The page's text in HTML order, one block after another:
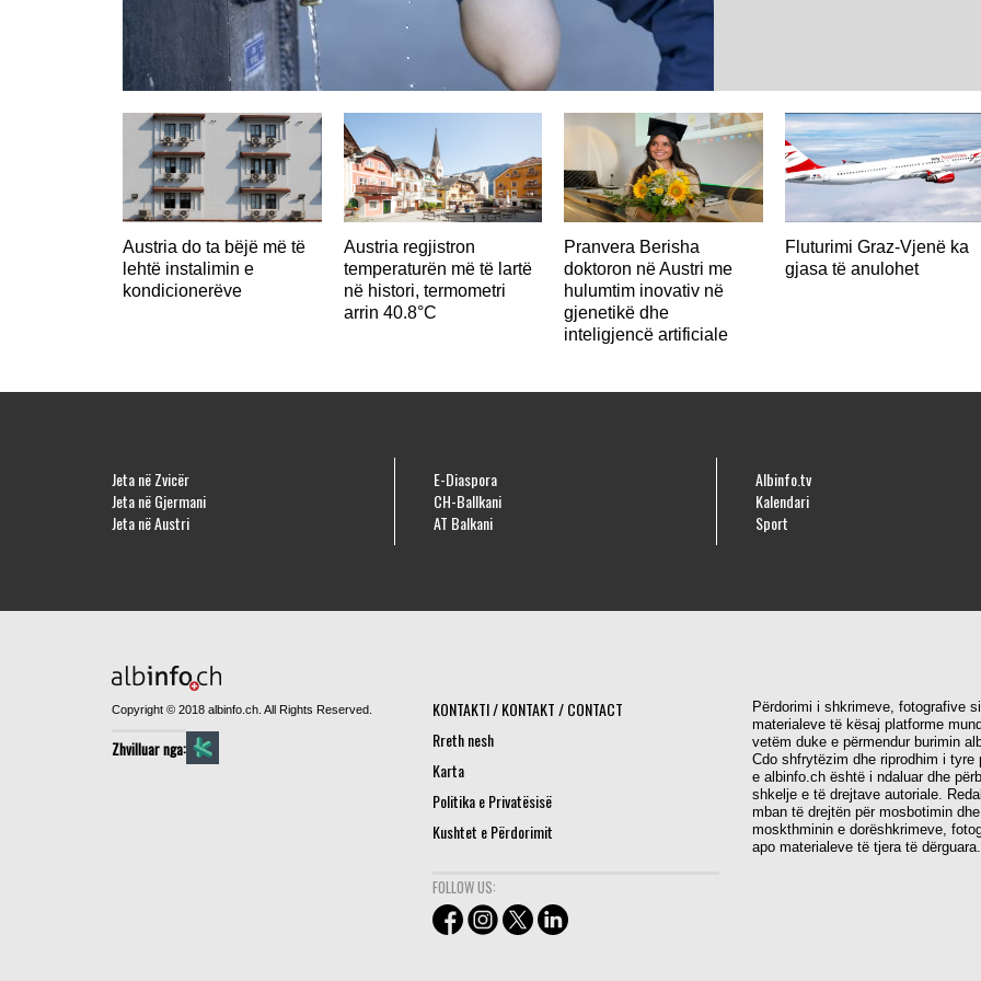
Austria do ta bëjë më të
lehtë instalimin e
kondicionerëve
Austria regjistron
temperaturën më të lartë
në histori, termometri
arrin 40.8°C
Pranvera Berisha
doktoron në Austri me
hulumtim inovativ në
gjenetikë dhe
inteligjencë artificiale
Fluturimi Graz-Vjenë ka
gjasa të anulohet
Jeta në Zvicër
Jeta në Gjermani
Jeta në Austri
E-Diaspora
CH-Ballkani
AT Balkani
Albinfo.tv
Kalendari
Sport
Copyright © 2018 albinfo.ch. All Rights Reserved.
Zhvilluar nga:
KONTAKTI / KONTAKT / CONTACT
Rreth nesh
Karta
Politika e Privatësisë
Kushtet e Përdorimit
FOLLOW US:
Përdorimi i shkrimeve, fotografive
materialeve të kësaj platforme
vetëm duke e përmendur burimin
Cdo shfrytëzim dhe riprodhim i tyre
e albinfo.ch është i ndaluar dhe
shkelje e të drejtave autoriale.
mban të drejtën për mosbotimin dhe
moskthminin e dorëshkrimeve,
apo materialeve të tjera të dërguara.